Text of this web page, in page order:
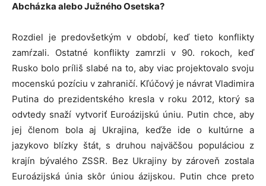
Abcházka alebo Južného Osetska?
Rozdiel je predovšetkým v období, keď tieto konflikty
zamŕzali. Ostatné konflikty zamrzli v 90. rokoch, keď
Rusko bolo príliš slabé na to, aby viac projektovalo svoju
mocenskú pozíciu v zahraničí. Kľúčový je návrat Vladimira
Putina do prezidentského kresla v roku 2012, ktorý sa
odvtedy snaží vytvoriť Euroázijskú úniu. Putin chce, aby
jej členom bola aj Ukrajina, keďže ide o kultúrne a
jazykovo blízky štát, s druhou najväčšou populáciou z
krajín bývalého ZSSR. Bez Ukrajiny by zároveň zostala
Euroázijská únia skôr úniou ázijskou. Putin chce preto